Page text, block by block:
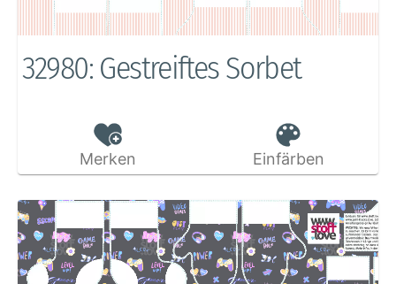
32980: Gestreiftes Sorbet
Merken Einfärben